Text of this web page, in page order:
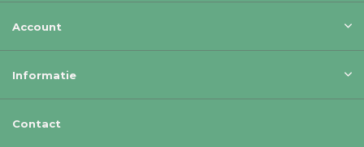
Account
Informatie
Contact